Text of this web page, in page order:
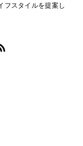
フスタイルを提案し